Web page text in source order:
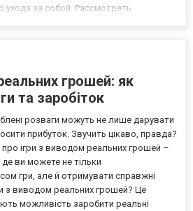
за собой. Рассмотреть
грошей: як
та заробіток
розваги можуть не лише дарувати
прибуток. Звучить цікаво, правда?
ігри з виводом реальних грошей –
де ви можете не тільки
гри, але й отримувати справжні
з виводом реальних грошей? Це
можливість заробити реальні